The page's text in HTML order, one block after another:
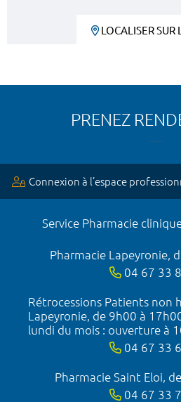
LOCALISER SUR
PRENEZ
Connexion à l’espace
Service Pharmacie
Pharmacie Lapeyronie,
04 67 33
Rétrocessions Patients non
Lapeyronie, de 9h00 à
lundi du mois : ouverture à
04 67 33
Pharmacie Saint Eloi,
04 67 33